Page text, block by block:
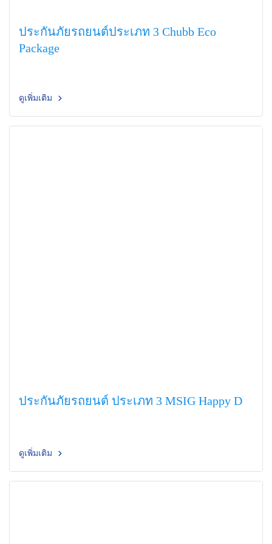
ประกันภัยรถยนต์ประเภท 3 Chubb Eco
Package
ดูเพิ่มเติม
ประกันภัยรถยนต์ ประเภท 3 MSIG Happy D
ดูเพิ่มเติม